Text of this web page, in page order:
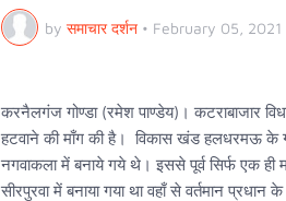
by समाचार दर्शन • February 05, 2021
करनैलगंज गोण्डा (रमेश पाण्डेय)। कटराबाजार
हटवाने की माँग की है। विकास खंड हलधरमऊ के
नगवाकला में बनाये गये थे। इससे पूर्व सिर्फ एक
सीरपुरवा में बनाया गया था वहाँ से वर्तमान